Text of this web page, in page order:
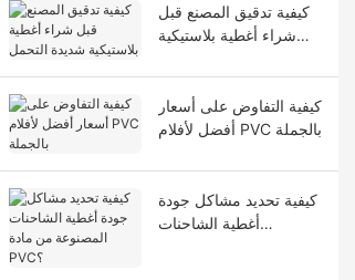
كيفية تدقيق المصنع قبل
شراء أغطية بلاستيكية
كيفية التفاوض على أسعار
أفضل لأفلام PVC بالجملة
كيفية تحديد مشاكل جودة
أغطية الشاحنات